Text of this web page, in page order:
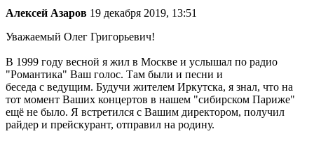
Алексей Азаров 19 декабря 2019, 13:51
Уважаемый Олег Григорьевич!
В 1999 году весной я жил в Москве и услышал по радио
"Романтика" Ваш голос. Там были и песни и
беседа с ведущим. Будучи жителем Иркутска, я знал, что на
тот момент Ваших концертов в нашем "сибирском Париже"
ещё не было. Я встретился с Вашим директором, получил
райдер и прейскурант, отправил на родину.